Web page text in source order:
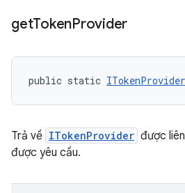
getTokenProvider
public static ITokenProvider
Trả về ITokenProvider được
được yêu cầu.